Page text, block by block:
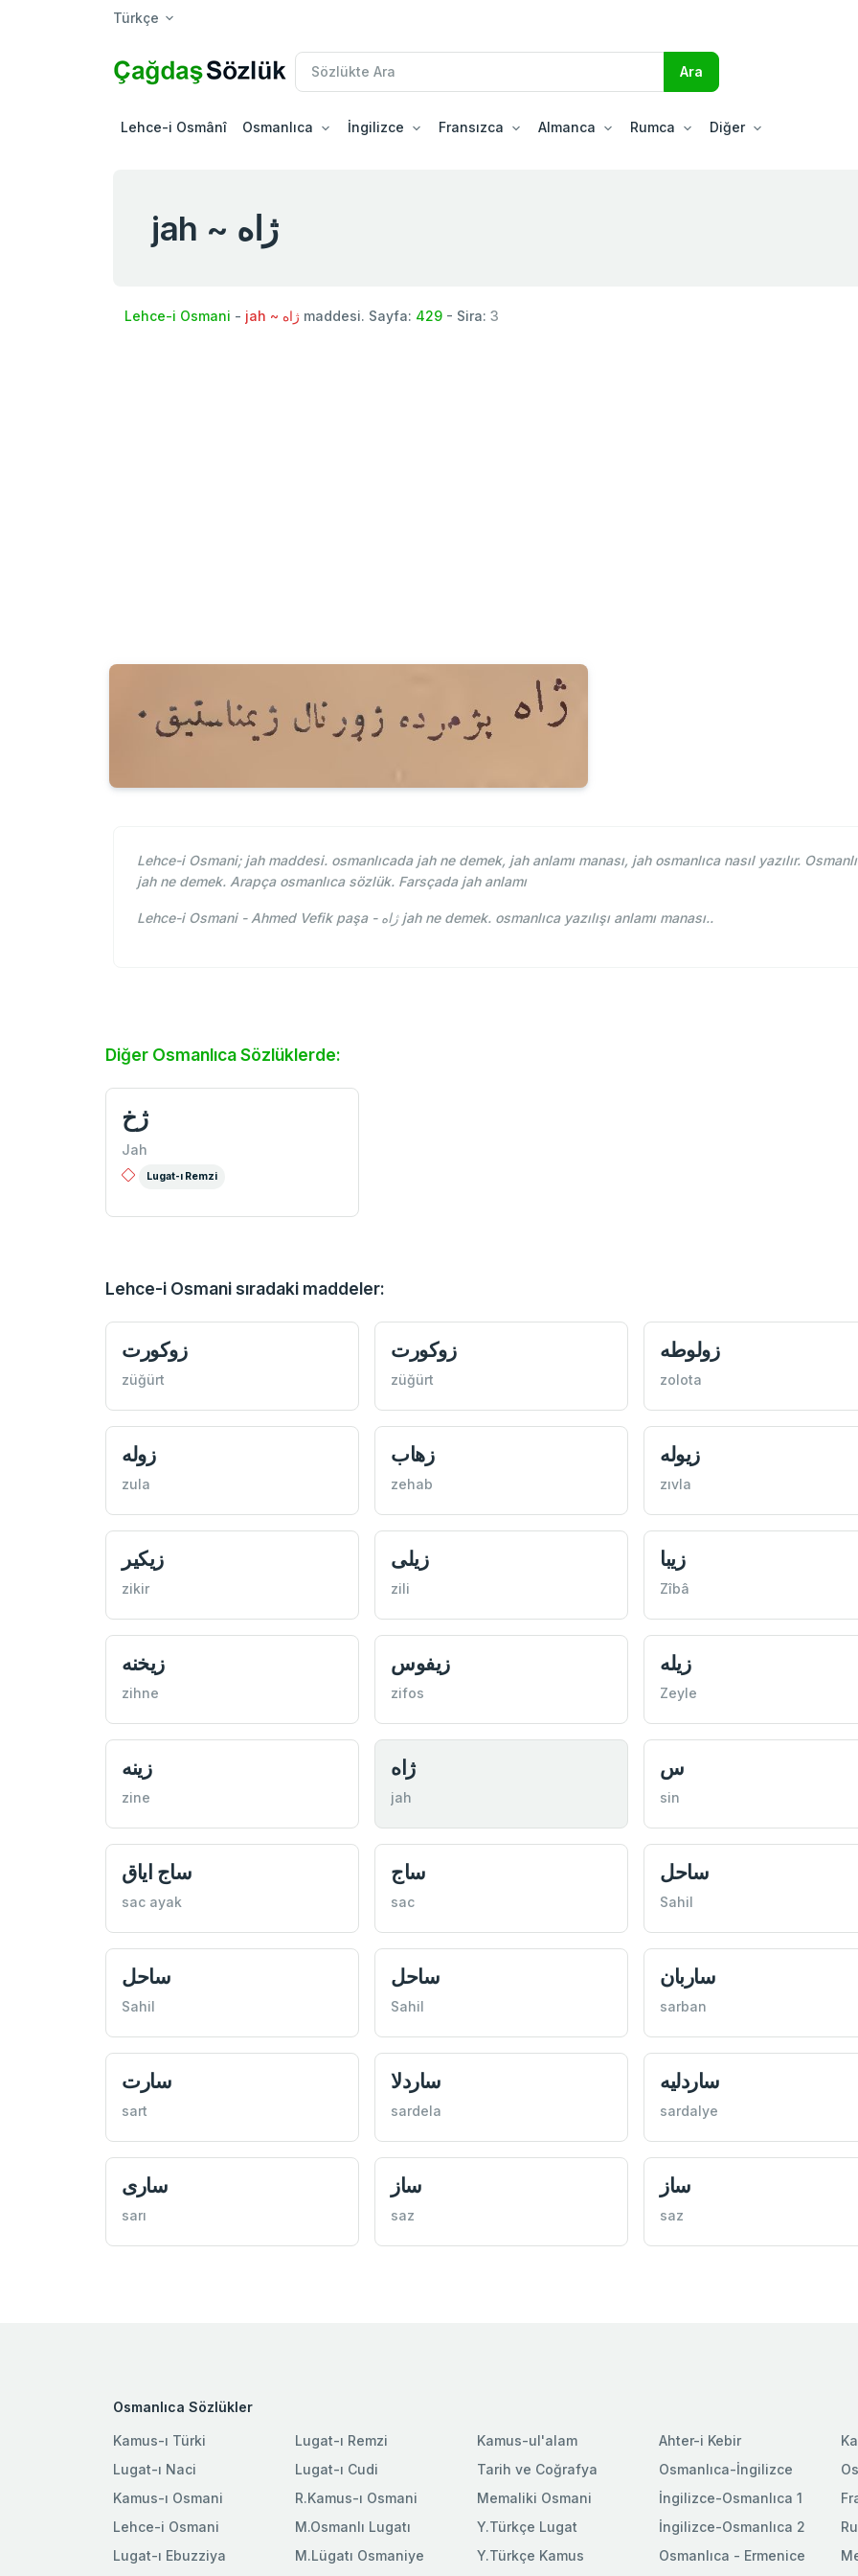
Türkçe
Lehce-i Osmânî Osmanlıca İngilizce Fransızca Almanca Rumca Diğer
jah ~ ژاه
Lehce-i Osmani - jah ~ ژاه maddesi. Sayfa: 429 - Sira: 3
Lehce-i Osmani; jah maddesi. osmanlıcada jah ne demek, jah anlamı manası, jah osmanlıca nasıl yazılır.
jah ne demek. Arapça osmanlıca sözlük. Farsçada jah anlamı
Lehce-i Osmani - Ahmed Vefik paşa - ژاه jah ne demek. osmanlıca yazılışı anlamı manası..
Diğer Osmanlıca Sözlüklerde:
ژخ
Jah
Lugat-ı Remzi
Lehce-i Osmani sıradaki maddeler:
زوكورت
züğürt
زوكورت
züğürt
زولوطه
zolota
زوله
zula
زهاب
zehab
زيوله
zıvla
زیكیر
zikir
زیلی
zili
زیبا
Zîbâ
زیخنه
zihne
زیفوس
zifos
زيله
Zeyle
زينه
zine
ژاه
jah
س
sin
ساج اياق
sac ayak
ساج
sac
ساحل
Sahil
ساحل
Sahil
ساحل
Sahil
ساربان
sarban
سارت
sart
ساردلا
sardela
ساردليه
sardalye
ساری
sarı
ساز
saz
ساز
saz
Osmanlıca Sözlükler
Kamus-ı Türki
Lugat-ı Naci
Kamus-ı Osmani
Lehce-i Osmani
Lugat-ı Ebuzziya
Lugat-ı Remzi
Lugat-ı Cudi
R.Kamus-ı Osmani
M.Osmanlı Lugatı
M.Lügatı Osmaniye
Kamus-ul'alam
Tarih ve Coğrafya
Memaliki Osmani
Y.Türkçe Lugat
Y.Türkçe Kamus
Ahter-i Kebir
Osmanlıca-İngilizce
İngilizce-Osmanlıca 1
İngilizce-Osmanlıca 2
Osmanlıca - Ermenice